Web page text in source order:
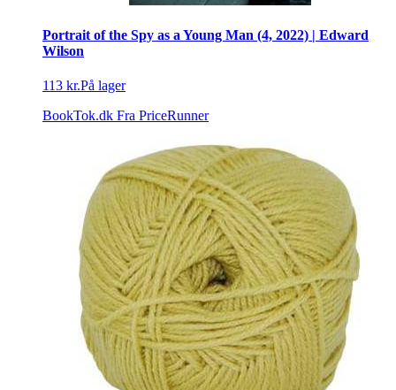
Portrait of the Spy as a Young Man (4, 2022) | Edward
Wilson
113 kr.På lager
BookTok.dk Fra PriceRunner